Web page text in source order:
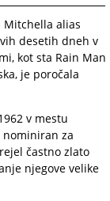
Mitchella alias
desetih dneh v
kot sta Rain Man
je poročala
v mestu
nominiran za
častno zlato
njegove velike